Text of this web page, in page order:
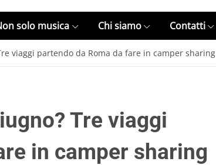
solo musica Chi siamo Contatti
viaggi partendo da Roma da fare in camper sharing
Tre viaggi
in camper sharing